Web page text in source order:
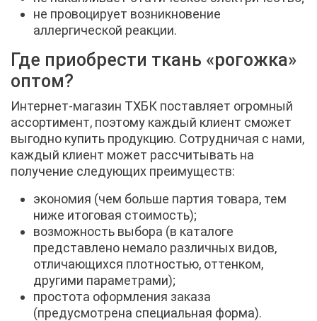
не провоцирует возникновение
аллергической реакции.
Где приобрести ткань «рогожка»
оптом?
Интернет-магазин ТХБК поставляет огромный
ассортимент, поэтому каждый клиент сможет
выгодно купить продукцию. Сотрудничая с нами,
каждый клиент может рассчитывать на
получение следующих преимуществ:
экономия (чем больше партия товара, тем
ниже итоговая стоимость);
возможность выбора (в каталоге
представлено немало различных видов,
отличающихся плотностью, оттенком,
другими параметрами);
простота оформления заказа
(предусмотрена специальная форма).